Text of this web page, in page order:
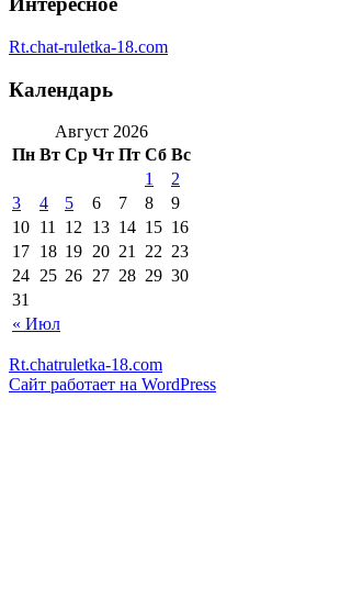
Rt.chat-ruletka-18.com
Календарь
Август 2026
Пн Вт Ср Чт Пт Сб Вс
« Июл
1
2
3
4 5 6 7 8
9
10 11 12 13 14 15 16
17 18 19 20 21 22 23
24 25 26 27 28 29 30
31
Rt.chatruletka-18.com
Сайт работает на WordPress